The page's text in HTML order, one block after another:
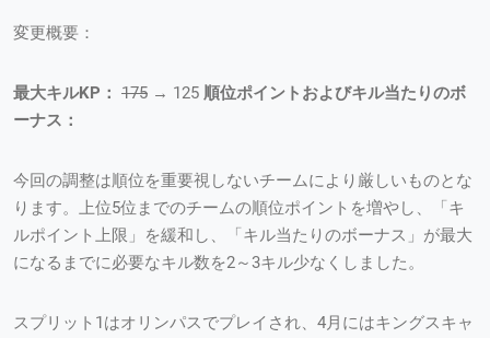
変更概要：
最大キルKP： 175 → 125 順位ポイントおよびキル当たりのボ
ーナス：
今回の調整は順位を重要視しないチームにより厳しいものとな
ります。上位5位までのチームの順位ポイントを増やし、「キ
ルポイント上限」を緩和し、「キル当たりのボーナス」が最大
になるまでに必要なキル数を2～3キル少なくしました。
スプリット1はオリンパスでプレイされ、4月にはキングスキャ